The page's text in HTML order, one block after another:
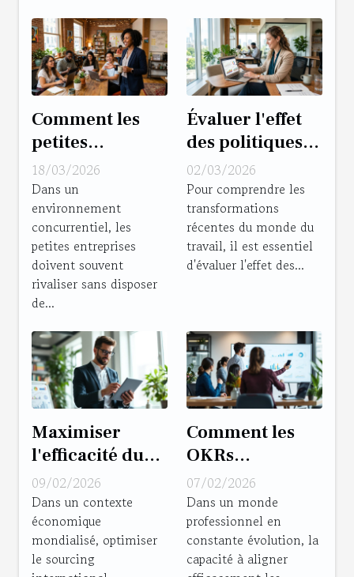
Comment les
petites
entreprises
peuvent-elles
prospérer sans
budget
marketing ?
18/03/2026
Dans un
environnement
concurrentiel, les
petites entreprises
doivent souvent
rivaliser sans disposer
de...
Évaluer l'effet
des politiques
de télétravail
sur la
productivité
des entreprises
02/03/2026
Pour comprendre les
transformations
récentes du monde du
travail, il est essentiel
d'évaluer l'effet des...
Maximiser
l'efficacité du
sourcing
international :
Stratégies et
conseils
09/02/2026
Dans un contexte
économique
mondialisé, optimiser
le sourcing
Comment les
OKRs
transforment-
ils la gestion
stratégique en
entreprise ?
07/02/2026
Dans un monde
professionnel en
constante évolution, la
capacité à aligner